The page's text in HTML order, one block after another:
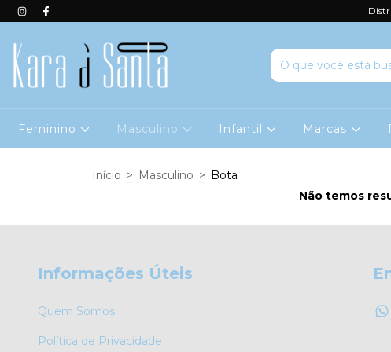
Feminino Masculino Infantil Marcas
Início > Masculino > Bota
Não temos
Informações Úteis
Quem Somos
Política de Privacidade